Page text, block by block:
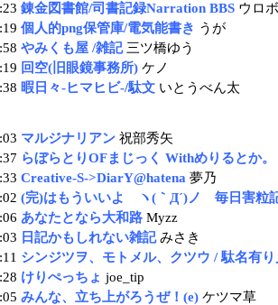
錬金図書館/司書記録Narration BBS ウロ
個人的png保管庫/電気能書き うが
やみくも屋 /雑記 三ツ橋ゆう
回空(旧眼鏡事務所) ケノ
暇日々-ヒマヒビ-/駄文 いとうべん太
マルジナリアン 祝部秀矢
らぼらとりOFまじっく Withめりるとか。
Creative-S->DiarY@hatena 夢乃
(完)はもういいよ ヽ(｀Д´)ノ 毎日害粒
あなたとなら大和路 Myzz
日記かもしれない雑記 みさき
シンジツヲ、モトメル、クツウ / 駄名有
けりぺっちょ joe_tip
みんな、立ち上がろうぜ！(e) ケツマ草